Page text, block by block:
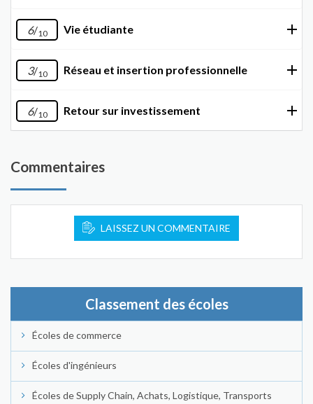
6/10 Vie étudiante
3/10 Réseau et insertion professionnelle
6/10 Retour sur investissement
Commentaires
LAISSEZ UN COMMENTAIRE
Classement des écoles
Écoles de commerce
Écoles d'ingénieurs
Écoles de Supply Chain, Achats, Logistique, Transports